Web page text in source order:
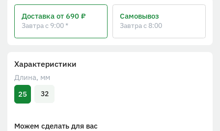
Характеристики
Длина, мм
25
32
Можем сделать для вас
Доставка от 690 ₽
Завтра с 9:00 *
Самовывоз
Завтра с 8:00